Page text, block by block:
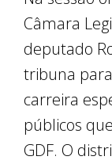
Câmara
deputado
tribuna
carreira
públicos
GDF. O